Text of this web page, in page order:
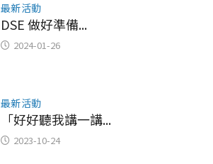
最新活動
DSE 做好準備...
2024-01-26
最新活動
「好好聽我講一講...
2023-10-24